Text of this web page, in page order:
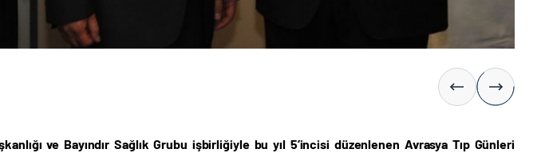
ve Bayındır Sağlık Grubu işbirliğiyle bu yıl 5’incisi düzenlenen Avrasya Tıp Günleri